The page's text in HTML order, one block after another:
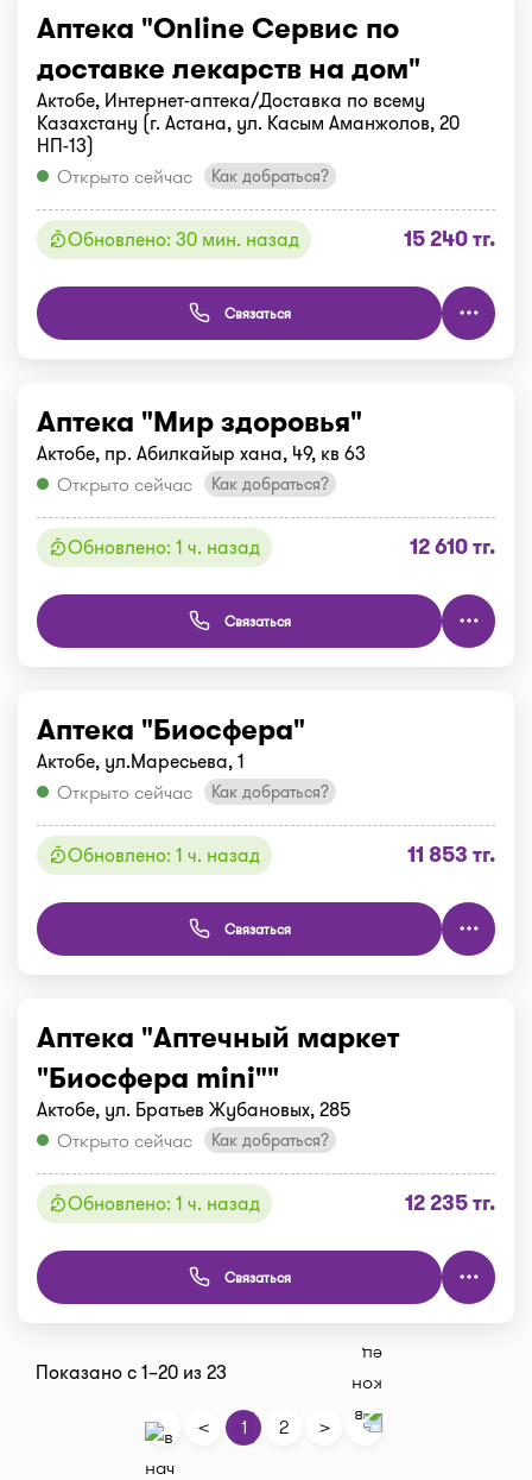
Аптека "Online Сервис по
доставке лекарств на дом"
Актобе, Интернет-аптека/Доставка по всему
Казахстану (г. Астана, ул. Касым Аманжолов, 20
НП-13)
Открыто сейчас
Как добраться?
Обновлено: 30 мин. назад 15 240 тг.
Связаться
Аптека "Мир здоровья"
Актобе, пр. Абилкайыр хана, 49, кв 63
Открыто сейчас
Как добраться?
Обновлено: 1 ч. назад 12 610 тг.
Связаться
Аптека "Биосфера"
Актобе, ул.Маресьева, 1
Открыто сейчас
Как добраться?
Обновлено: 1 ч. назад 11 853 тг.
Связаться
Аптека "Аптечный маркет
"Биосфера mini""
Актобе, ул. Братьев Жубановых, 285
Открыто сейчас
Как добраться?
Обновлено: 1 ч. назад 12 235 тг.
Связаться
Показано с 1–20 из 23
<
1 2 >